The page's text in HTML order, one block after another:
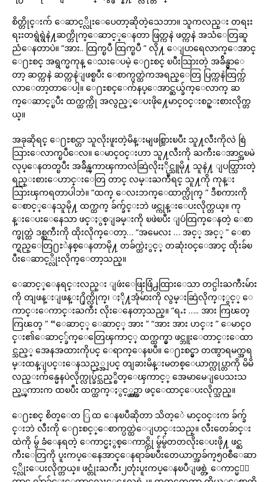
စိတ္တိုင္းက် ေဆာင့္လိုးေပေတာ့ဆိုတဲ့သေဘာ။ သူကလည္း တရႈး
ရႈးတရွဲရွဲနဲ႔ဆက္တိုက္ေဆာင့္ေနတာ ဖြတ္ကနဲ ဖတ္ကနဲ အသံေတြဆူ
ညံေနတာပဲ။ “အား.. ထြက္ၿပီ ထြက္ၿပီ “ လို႔ ေျပာရေလာက္ေအာင္
ေ႐ႊစင္ အရွက္မကုန္ ေသးေပမဲ့ ေ႐ႊစင္ ၿပီးသြားတဲ့ အခ်ိန္မွာေ
တာ့ ဆတ္ကနဲ ဆတ္ကနဲျဖစ္ၿပီး ေစာက္ပတ္ထဲကအရည္ေတြ ပြက္ကနဲထြက္က်
လာေတာ့တာေပါ့။ ေ႐ႊစင္ေက်နပ္ေအာင္ဆယ္ခ်က္ေလာက္ ဆ
က္ေဆာင့္ၿပီး ထက္ထက္ကို အလွည့္ေပးဖို႔ေမာင္ဝင္းစဥ္းစားလိုက္တ
ယ္။
အခုဆိုရင္ ေ႐ႊစင္ဟာ သူလိုးဖူးတဲ့မိန္းမျဖစ္သြားၿပီး သူ႔လီးကိုလဲ စြဲ
သြားေလာက္ၿပီေလ။ ေမာင္ဝင္းဟာ သူ႔လီးကို ႀကီးေအာင္အၿမဲ
လုပ္ေနတတ္ၿပီး အခ်ိန္ၾကာၾကာလဲဆြဲလိုးႏိုင္သူမို႔ သူနဲ႔ ျပတ္သြားတဲ့
ရည္းစားေဟာင္းေတြ တာင္ လမ္းႀကဳံရင္ သူ႔ကို ကုန္း
သြားၾကရတာပါဘဲ။ “ထက္ ေလးဘက္ေထာက္လိုက္ ” ဒီစကားကို
ေစာင့္ေနသူမို႔ ထက္ထက္ ခ်က္ခ်င္းဘဲ ဖင္ကုန္းေပးလိုက္တယ္။ ကု
န္းေပးေနေသာ ဖင္ႏွစ္ျခမ္းကို ၿဖဲၿပီး ျပဴထြက္ေနတဲ့ ေစာ
က္ဖုတ္ထဲ ဒစ္ႀကီးကို ထိုးလိုက္ေတာ့… “အမေလး … အင့္ အင့္ ” ေစာ
က္ရည္ေတြ႐ႊဲနစ္ေနတာမို႔ တခ်က္ထဲႏွင့္ တဆုံးဝင္ေအာင္ ထိုးခ်ၿ
ပီးေဆာင့္လိုးလိုက္ေတာ့သည္။
ေဆာင့္ေနရင္းလည္း ျဖဴးေဖြးဖြံ႕ထြားေသာ တင္ပါးႀကီးမ်ား
ကို တျဖန္းျဖန္း႐ိုက္လိုက္၊ ႏို႔အုံမ်ားကို လွမ္းဆြဲလိုက္ႏွင့္ ေ
ကာင္းေကာင္းႀကီး လိုးေနေတာ့သည္။ “ရႉး ….. အား ကြၽတ္
ကြၽတ္ ” “ေဆာင့္ ေဆာင့္ အား ” “အား အား ဟင္း ” ေမာင္ဝ
င္း၏ေဆာင့္ခ်က္ေတြေၾကာင့္ ထက္ထက္မွာ ဖင္ဘူးေတာင္းေထာ
င္သည့္ အေနအထားကိုပင္ ေရာက္ေနၿပီ။ ေ႐ႊစင္မွာ တဏွာရမက္အရ
မ္းထန္ျပင္းေနသည့္အျပင္ တျခားမိန္းမတစ္ေယာက္လုပ္တာကို မိမိ
လည္းက်န္မေနပဲလိုက္လုပ္ခ်င္သည့္စိတ္ေၾကာင့္ အေမာမေျပေသးသ
ည့္ၾကားက ထၿပီး ထက္ထက္ႏွင့္ယွဥ္ကာ ဖင္ေထာင္ေပးလိုက္သည္။
ေ႐ႊစင္ စိတ္ေတ ြ ထ ေနၿပီဆိုတာ သိတ့ေဲ မာင္ဝင္းက ခ်က္ခ်
င္းဘဲ လီးကို ေ႐ႊစင့္ေစာက္ပတ္ထဲေျပာင္းသည္။ လီးတေခ်ာင္း
ထဲကို မွ် ခံေနရတဲ့ ေကာင္မႏွစ္ေကာင္ကို မွ်မွ်တတလိုးေပးဖို႔ ဖင္ႀ
ကီးေတြကို ပူးကပ္ေနေအာင္ေနရာခ်ၿပီးတေယာက္အခ်က္၅၀စီေဆာ
င့္လိုးေပးလိုက္တယ္။ ဖင္တုံးႀကီး၂တုံးပူးကပ္ေနၿပီျဖစ္တဲ့ ေကာင္မ၂ေ